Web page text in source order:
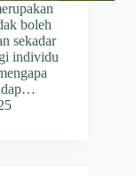
boleh
sekadar
individu